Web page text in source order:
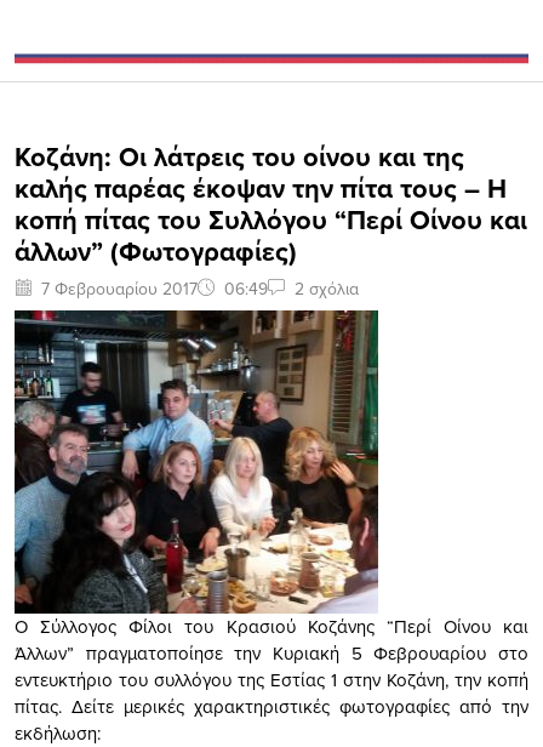
Κοζάνη: Οι λάτρεις του οίνου και της
καλής παρέας έκοψαν την πίτα τους – Η
κοπή πίτας του Συλλόγου “Περί Οίνου και
άλλων” (Φωτογραφίες)
7 Φεβρουαρίου 2017 06:49 2 σχόλια
Ο Σύλλογος Φίλοι του Κρασιού Κοζάνης “Περί Οίνου και
Άλλων” πραγματοποίησε την Κυριακή 5 Φεβρουαρίου στο
εντευκτήριο του συλλόγου της Εστίας 1 στην Κοζάνη, την κοπή
πίτας. Δείτε μερικές χαρακτηριστικές φωτογραφίες από την
εκδήλωση: